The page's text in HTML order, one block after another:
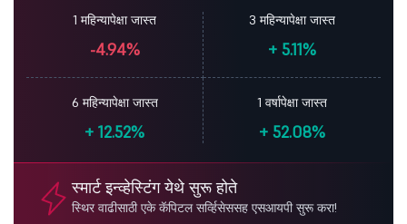
1 महिन्यापेक्षा जास्त
-4.94%
3 महिन्यापेक्षा जास्त
+ 5.11%
6 महिन्यापेक्षा जास्त
+ 12.52%
1 वर्षापेक्षा जास्त
+ 52.08%
स्मार्ट इन्व्हेस्टिंग येथे सुरू होते
स्थिर वाढीसाठी एके कॅपिटल सर्व्हिसेससह एसआयपी सुरू करा!